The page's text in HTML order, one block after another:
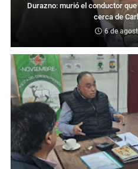
Durazno: murió el conductor
cerca de
6 de